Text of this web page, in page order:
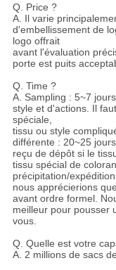
Q. Price ?
A. Il varie
d'embellissement de
logo offrait
avant l'évaluation
porte est puits
Q. Time ?
A. Sampling : 5~7
style et d'actions. Il
spéciale,
tissu ou style
différente : 20~25
reçu de dépôt si le
tissu spécial de
précipitation/expédition
nous apprécierions
avant ordre formel.
meilleur pour pousser
vous.
Q. Quelle est votre
A. 2 millions de sacs